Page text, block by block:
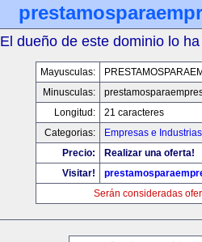
El dueño de este dominio lo
Mayusculas:
Minusculas:
Longitud:
21 caracteres
Categorias:
Empresas e Industrias
Precio:
Realizar una oferta!
Visitar!
Serán consideradas